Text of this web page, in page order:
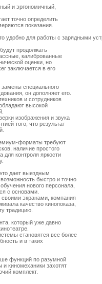
и эргономичный,
точно определить
показания.
удобно для работы с зарядными
продолжать
калиброванные
оценки, но
заключается в его
специального
он дополняет его.
и сотрудников
высокой
изображения и звука
того, что результат
форматы требуют
наличие простого
для контроля яркости
дает выездным
быстро и точно
нового персонала,
с основами.
своими экранами, компания
качество кинопоказа,
традицию.
который уже давно
становятся все более
и в таких
функций по разумной
киномеханики захотят